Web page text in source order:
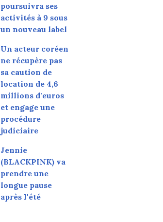
poursuivra ses
activités à 9 sous
un nouveau label
Un acteur coréen
ne récupère pas
sa caution de
location de 4,6
millions d'euros
et engage une
procédure
judiciaire
Jennie
(BLACKPINK) va
prendre une
longue pause
après l'été